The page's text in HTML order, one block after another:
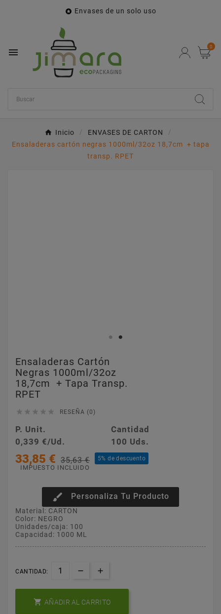
 Envases de un solo uso
 0
Inicio
ENVASES DE CARTON
Ensaladeras cartón negras 1000ml/32oz 18,7cm + tapa
transp. RPET
Ensaladeras Cartón
Negras 1000ml/32oz
18,7cm + Tapa Transp.
RPET
     RESEÑA (0)
P. Unit.
Cantidad
0,339 €/Ud.
100 Uds.
33,85 € 35,63 € 5% de descuento
IMPUESTO INCLUIDO
brush Personaliza Tu Producto
Material: CARTON
Color: NEGRO
Unidades/caja: 100
Capacidad: 1000 ML
CANTIDAD:
 AÑADIR AL CARRITO